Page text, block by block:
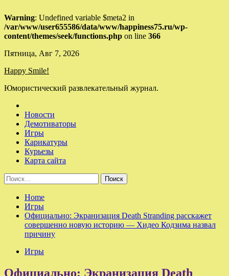
Warning: Undefined variable $meta2 in
/var/www/user655586/data/www/happiness75.ru/wp-
content/themes/seek/functions.php on line 366
Skip
content
Пятница, Авг 7, 2026
Happy Smile!
Юмористический развлекательный журнал.
Новости
Демотиваторы
Игры
Карикатуры
Курьезы
Карта сайта
Найти:
Home
Игры
Официально: Экранизация Death Stranding расскажет
совершенно новую историю — Хидео Кодзима назвал
причину
Игры
Официально: Экранизация Death